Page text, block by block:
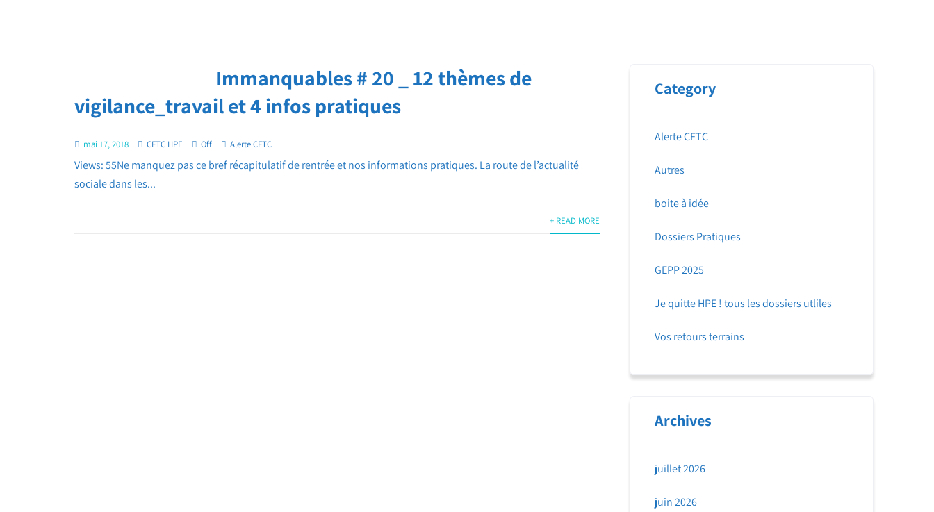
Immanquables # 20 _ 12 thèmes de
vigilance_travail et 4 infos pratiques
mai 17, 2018 CFTC HPE Off Alerte CFTC
Views: 55Ne manquez pas ce bref récapitulatif de rentrée et nos informations pratiques. La route de l’actualité
sociale dans les...
+ READ MORE
Category
Alerte CFTC
Autres
boite à idée
Dossiers Pratiques
GEPP 2025
Je quitte HPE ! tous les dossiers utliles
Vos retours terrains
Archives
juillet 2026
juin 2026